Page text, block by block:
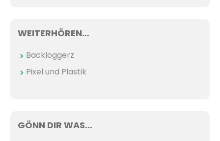
WEITERHÖREN…
Backloggerz
Pixel und Plastik
GÖNN DIR WAS…